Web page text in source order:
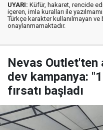
UYARI: Küfür, hakaret, rencide
içeren, imla kuralları ile
Türkçe karakter kullanılmayan
onaylanmamaktadır.
Nevas Outlet'ten
dev kampanya:
fırsatı başladı